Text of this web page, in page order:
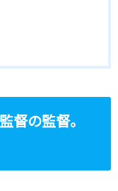
督の監督。